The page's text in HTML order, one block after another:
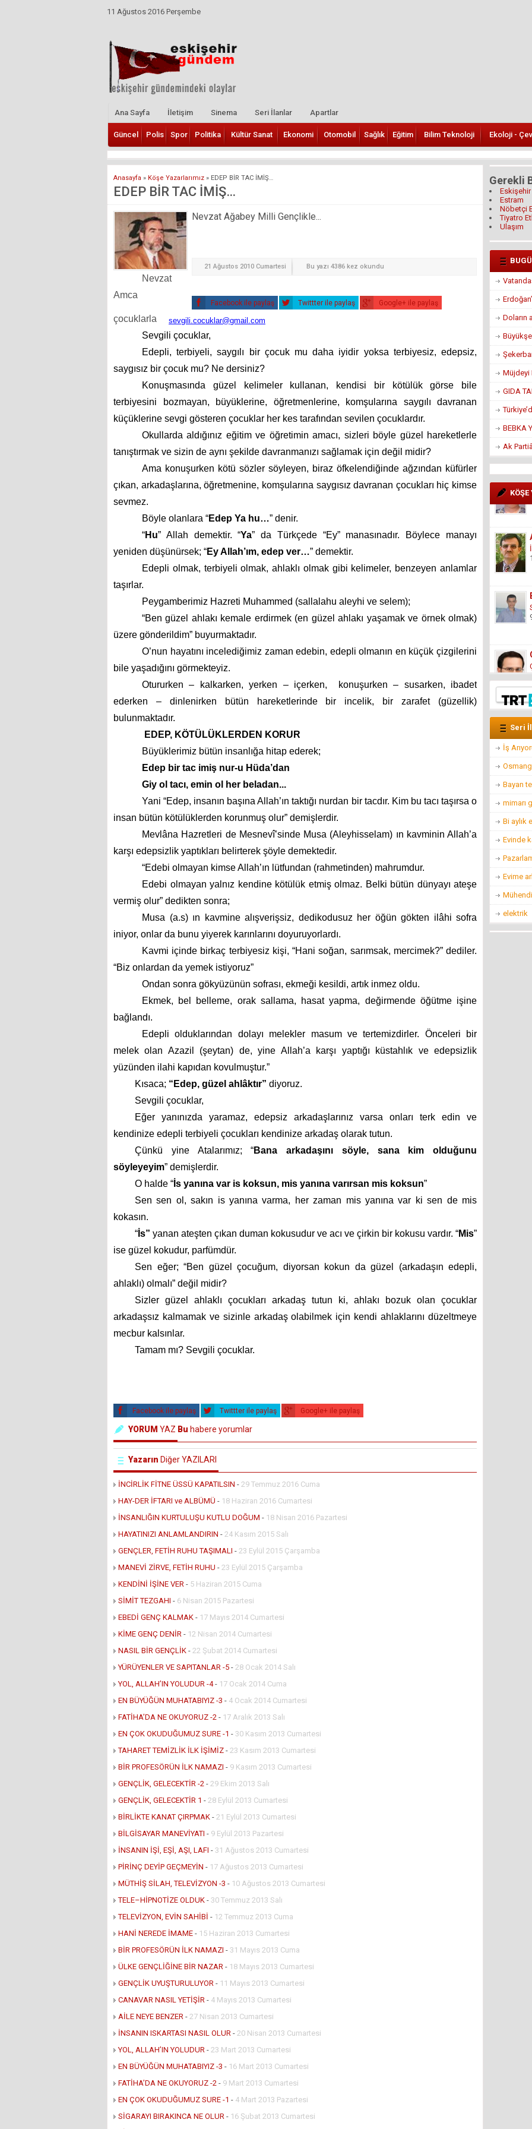
11 Ağustos 2016 Perşembe
Ana Sayfa İletişim Sinema Seri İlanlar Apartlar
Güncel Polis Spor Politika Kültür Sanat Ekonomi Otomobil Sağlık Eğitim Bilim Teknoloji Ekoloji -
Anasayfa » Köşe Yazarlarımız » EDEP BİR TAC İMİŞ…
EDEP BİR TAC İMİŞ…
Nevzat Ağabey Milli Gençlikle...
21 Ağustos 2010 Cumartesi Bu yazı 4386 kez okundu
Facebook ile paylaş Twittter ile paylaş Google+ ile paylaş
Nevzat
Amca
çocuklarla sevgili.cocuklar@gmail.com
Sevgili çocuklar,
Edepli, terbiyeli, saygılı bir çocuk mu daha iyidir yoksa terbiyesiz, edepsiz,
saygısız bir çocuk mu? Ne dersiniz?
Konuşmasında güzel kelimeler kullanan, kendisi bir kötülük görse bile
terbiyesini bozmayan, büyüklerine, öğretmenlerine, komşularına saygılı davranan
küçüklerine sevgi gösteren çocuklar her kes tarafından sevilen çocuklardır.
Okullarda aldığınız eğitim ve öğretimin amacı, sizleri böyle güzel hareketlerle
tanıştırmak ve sizin de aynı şekilde davranmanızı sağlamak için değil midir?
Ama konuşurken kötü sözler söyleyen, biraz öfkelendiğinde ağzından küfürler
çıkan, arkadaşlarına, öğretmenine, komşularına saygısız davranan çocukları hiç kimse
sevmez.
Böyle olanlara “Edep Ya hu…” denir.
“Hu” Allah demektir. “Ya” da Türkçede “Ey” manasınadır. Böylece manayı
yeniden düşünürsek; “Ey Allah’ım, edep ver…” demektir.
Edepli olmak, terbiyeli olmak, ahlaklı olmak gibi kelimeler, benzeyen anlamlar
taşırlar.
Peygamberimiz Hazreti Muhammed (sallalahu aleyhi ve selem);
“Ben güzel ahlakı kemale erdirmek (en güzel ahlakı yaşamak ve örnek olmak)
üzere gönderildim” buyurmaktadır.
O’nun hayatını incelediğimiz zaman edebin, edepli olmanın en küçük çizgilerini
bile yaşadığını görmekteyiz.
Otururken – kalkarken, yerken – içerken,
konuşurken – susarken, ibadet
ederken – dinlenirken bütün hareketlerinde bir incelik, bir zarafet (güzellik)
bulunmaktadır.
EDEP, KÖTÜLÜKLERDEN KORUR
Büyüklerimiz bütün insanlığa hitap ederek;
Edep bir tac imiş nur-u Hüda’dan
Giy ol tacı, emin ol her beladan...
Yani “Edep, insanın başına Allah’ın taktığı nurdan bir tacdır. Kim bu tacı taşırsa o
insan bütün kötülüklerden korunmuş olur” demişlerdir.
Mevlâna Hazretleri de Mesnevî’sinde Musa (Aleyhisselam) ın kavminin Allah’a
karşı edepsizlik yaptıkları belirterek şöyle demektedir.
“Edebi olmayan kimse Allah’ın lütfundan (rahmetinden) mahrumdur.
Edebi olmayan yalnız kendine kötülük etmiş olmaz. Belki bütün dünyayı ateşe
vermiş olur” dedikten sonra;
Musa (a.s) ın kavmine alışverişsiz, dedikodusuz her öğün gökten ilâhi sofra
iniyor, onlar da bunu yiyerek karınlarını doyuruyorlardı.
Kavmi içinde birkaç terbiyesiz kişi, “Hani soğan, sarımsak, mercimek?” dediler.
“Biz onlardan da yemek istiyoruz”
Ondan sonra gökyüzünün sofrası, ekmeği kesildi, artık inmez oldu.
Ekmek, bel belleme, orak sallama, hasat yapma, değirmende öğütme işine
bağlandı.
Edepli olduklarından dolayı melekler masum ve tertemizdirler. Önceleri bir
melek olan Azazil (şeytan) de, yine Allah’a karşı yaptığı küstahlık ve edepsizlik
yüzünden ilahi kapıdan kovulmuştur.”
Kısaca; “Edep, güzel ahlâktır” diyoruz.
Sevgili çocuklar,
Eğer yanınızda yaramaz, edepsiz arkadaşlarınız varsa onları terk edin ve
kendinize edepli terbiyeli çocukları kendinize arkadaş olarak tutun.
Çünkü yine Atalarımız; “Bana arkadaşını söyle, sana kim olduğunu
söyleyeyim” demişlerdir.
O halde “ İs yanına var is koksun, mis yanına varırsan mis koksun”
Sen sen ol, sakın is yanına varma, her zaman mis yanına var ki sen de mis
kokasın.
“ İs” yanan ateşten çıkan duman kokusudur ve acı ve çirkin bir kokusu vardır. “Mis”
ise güzel kokudur, parfümdür.
Sen eğer; “Ben güzel çocuğum, diyorsan kokun da güzel (arkadaşın edepli,
ahlaklı) olmalı” değil midir?
Sizler güzel ahlaklı çocukları arkadaş tutun ki, ahlakı bozuk olan çocuklar
arkadaşsız kalmamak ve sizinle arkadaş olabilmek için kendi ahlaklarını düzeltmeye
mecbur kalsınlar.
Tamam mı? Sevgili çocuklar.
Facebook ile paylaş Twittter ile paylaş Google+ ile paylaş
YORUM YAZ Bu habere yorumlar
Yazarın Diğer YAZILARI
İNCİRLİK FİTNE ÜSSÜ KAPATILSIN - 29 Temmuz 2016 Cuma
HAY-DER İFTARI ve ALBÜMÜ - 18 Haziran 2016 Cumartesi
İNSANLIĞIN KURTULUŞU KUTLU DOĞUM - 18 Nisan 2016 Pazartesi
HAYATINIZI ANLAMLANDIRIN - 24 Kasım 2015 Salı
GENÇLER, FETİH RUHU TAŞIMALI - 23 Eylül 2015 Çarşamba
MANEVİ ZİRVE, FETİH RUHU - 23 Eylül 2015 Çarşamba
KENDİNİ İŞİNE VER - 5 Haziran 2015 Cuma
SİMİT TEZGAHI - 6 Nisan 2015 Pazartesi
EBEDİ GENÇ KALMAK - 17 Mayıs 2014 Cumartesi
KİME GENÇ DENİR - 12 Nisan 2014 Cumartesi
NASIL BİR GENÇLİK - 22 Şubat 2014 Cumartesi
YÜRÜYENLER VE SAPITANLAR -5 - 28 Ocak 2014 Salı
YOL, ALLAH’IN YOLUDUR -4- 17 Ocak 2014 Cuma
EN BÜYÜĞÜN MUHATABIYIZ -3 - 4 Ocak 2014 Cumartesi
FATİHA’DA NE OKUYORUZ -2 - 17 Aralık 2013 Salı
EN ÇOK OKUDUĞUMUZ SURE -1 - 30 Kasım 2013 Cumartesi
TAHARET TEMİZLİK İLK İŞİMİZ - 23 Kasım 2013 Cumartesi
BİR PROFESÖRÜN İLK NAMAZI - 9 Kasım 2013 Cumartesi
GENÇLİK, GELECEKTİR -2 - 29 Ekim 2013 Salı
GENÇLİK, GELECEKTİR 1 - 28 Eylül 2013 Cumartesi
BİRLİKTE KANAT ÇIRPMAK - 21 Eylül 2013 Cumartesi
BİLGİSAYAR MANEVİYATI - 9 Eylül 2013 Pazartesi
İNSANIN İŞİ, EŞİ, AŞI, LAFI - 31 Ağustos 2013 Cumartesi
PİRİNÇ DEYİP GEÇMEYİN - 17 Ağustos 2013 Cumartesi
MÜTHİŞ SİLAH, TELEVİZYON -3 - 10 Ağustos 2013 Cumartesi
TELE–HİPNOTİZE OLDUK - 30 Temmuz 2013 Salı
TELEVİZYON, EVİN SAHİBİ - 12 Temmuz 2013 Cuma
HANİ NEREDE İMAME - 15 Haziran 2013 Cumartesi
BİR PROFESÖRÜN İLK NAMAZI - 31 Mayıs 2013 Cuma
ÜLKE GENÇLİĞİNE BİR NAZAR - 18 Mayıs 2013 Cumartesi
GENÇLİK UYUŞTURULUYOR - 11 Mayıs 2013 Cumartesi
CANAVAR NASIL YETİŞİR - 4 Mayıs 2013 Cumartesi
AİLE NEYE BENZER - 27 Nisan 2013 Cumartesi
İNSANIN ISKARTASI NASIL OLUR - 20 Nisan 2013 Cumartesi
YOL, ALLAH’IN YOLUDUR - 23 Mart 2013 Cumartesi
EN BÜYÜĞÜN MUHATABIYIZ -3 - 16 Mart 2013 Cumartesi
FATİHA’DA NE OKUYORUZ -2 - 9 Mart 2013 Cumartesi
EN ÇOK OKUDUĞUMUZ SURE -1 - 4 Mart 2013 Pazartesi
SİGARAYI BIRAKINCA NE OLUR - 16 Şubat 2013 Cumartesi
Gerekli
Estram
Nöbetçi
Tiyatro
Ulaşım
Doların
Müjdeyi
GIDA
BEBKA
Ak
Seri
İş
Bayan
mimarı
Bi aylık
Evinde
Evime
elektrik